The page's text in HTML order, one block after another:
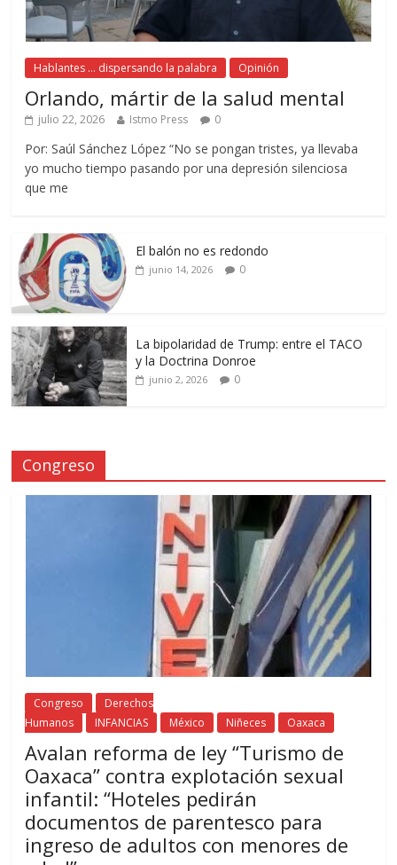
Hablantes ... dispersando la palabra Opinión
Orlando, mártir de la salud mental
julio 22, 2026 Istmo Press 0
Por: Saúl Sánchez López “No se pongan tristes, ya llevaba
yo mucho tiempo pasando por una depresión silenciosa
que me
El balón no es redondo
junio 14, 2026 0
La bipolaridad de Trump: entre el TACO
y la Doctrina Donroe
junio 2, 2026 0
Congreso
Congreso
Derechos
Humanos
INFANCIAS México Niñeces Oaxaca
Avalan reforma de ley “Turismo de
Oaxaca” contra explotación sexual
infantil: “Hoteles pedirán
documentos de parentesco para
ingreso de adultos con menores de